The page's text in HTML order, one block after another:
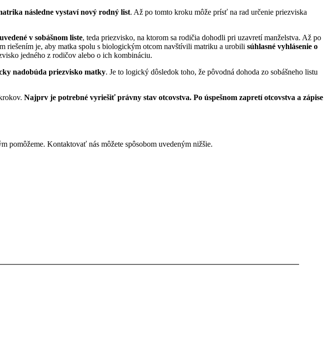
následne vystaví nový rodný list. Až po tomto kroku môže prísť na rad určenie priezviska
v sobášnom liste, teda priezvisko, na ktorom sa rodičia dohodli pri uzavretí manželstva. Až po
riešením je, aby matka spolu s biologickým otcom navštívili matriku a urobili súhlasné vyhlásenie o
jedného z rodičov alebo o ich kombináciu.
nadobúda priezvisko matky. Je to logický dôsledok toho, že pôvodná dohoda zo sobášneho listu
Najprv je potrebné vyriešiť právny stav otcovstva. Po úspešnom zapretí otcovstva a zápise
pomôžeme. Kontaktovať nás môžete spôsobom uvedeným nižšie.